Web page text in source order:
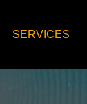
SERVICES